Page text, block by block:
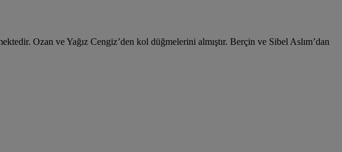
Ozan ve Yağız Cengiz’den kol düğmelerini almıştır. Berçin ve Sibel Aslım’dan